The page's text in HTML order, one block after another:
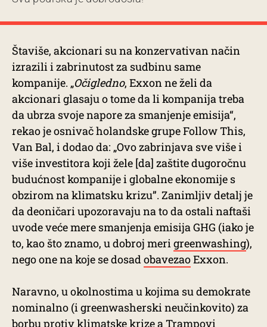
Štaviše, akcionari su na konzervativan način
izrazili i zabrinutost za sudbinu same
kompanije. „Očigledno, Exxon ne želi da
akcionari glasaju o tome da li kompanija treba
da ubrza svoje napore za smanjenje emisija“,
rekao je osnivač holandske grupe Follow This,
Van Bal, i dodao da: „Ovo zabrinjava sve više i
više investitora koji žele [da] zaštite dugoročnu
budućnost kompanije i globalne ekonomije s
obzirom na klimatsku krizu”. Zanimljiv detalj je
da deoničari upozoravaju na to da ostali naftaši
uvode veće mere smanjenja emisija GHG (iako je
to, kao što znamo, u dobroj meri greenwashing),
nego one na koje se dosad obavezaoExxon.
Naravno, u okolnostima u kojima su demokrate
nominalno (i greenwasherski neučinkovito) za
borbu protiv klimatske krize a Trampovi